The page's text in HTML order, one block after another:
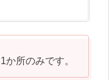
所のみです。